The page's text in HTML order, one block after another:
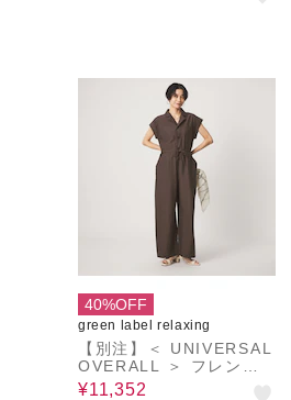
40%OFF
green label relaxing
【別注】＜ UNIVERSAL
OVERALL ＞ フレンチ
スリーブ オールインワン
¥11,352